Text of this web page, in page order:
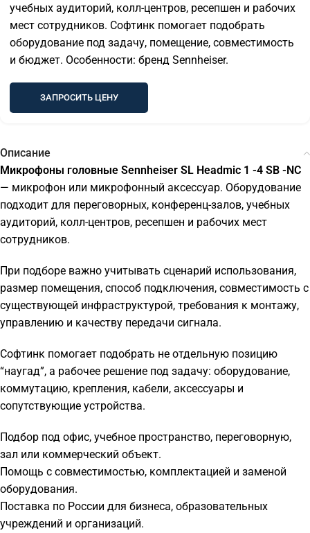
учебных аудиторий, колл-центров, ресепшен и рабочих
мест сотрудников. Софтинк помогает подобрать
оборудование под задачу, помещение, совместимость
и бюджет. Особенности: бренд Sennheiser.
ЗАПРОСИТЬ ЦЕНУ
Описание
Микрофоны головные Sennheiser SL Headmic 1 -4 SB -NC
— микрофон или микрофонный аксессуар. Оборудование
подходит для переговорных, конференц-залов, учебных
аудиторий, колл-центров, ресепшен и рабочих мест
сотрудников.
При подборе важно учитывать сценарий использования,
размер помещения, способ подключения, совместимость с
существующей инфраструктурой, требования к монтажу,
управлению и качеству передачи сигнала.
Софтинк помогает подобрать не отдельную позицию
“наугад”, а рабочее решение под задачу: оборудование,
коммутацию, крепления, кабели, аксессуары и
сопутствующие устройства.
Подбор под офис, учебное пространство, переговорную,
зал или коммерческий объект.
Помощь с совместимостью, комплектацией и заменой
оборудования.
Поставка по России для бизнеса, образовательных
учреждений и организаций.